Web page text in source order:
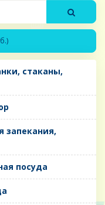
стаканы,
запекания,
посуда